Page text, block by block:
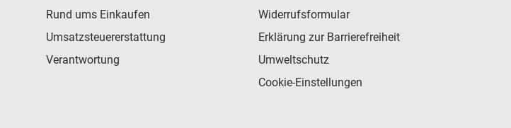
Rund ums Einkaufen
Umsatzsteuererstattung
Verantwortung
Widerrufsformular
Erklärung zur Barrierefreiheit
Umweltschutz
Cookie-Einstellungen